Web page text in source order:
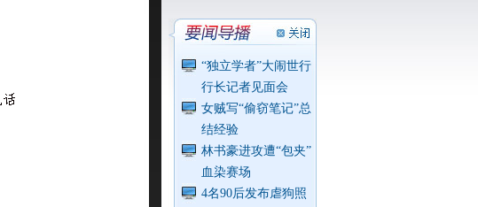
“独立学者”大闹世行
行长记者见面会
女贼写“偷窃笔记”总
结经验
林书豪进攻遭“包夹”
血染赛场
4名90后发布虐狗照